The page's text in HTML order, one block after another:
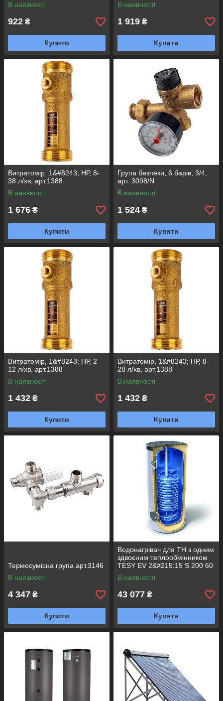
В наявності
922 ₴
Купити
В наявності
1 919 ₴
Купити
Витратомір, 1&#8243; НР, 8-
38 л/хв, арт.1388
В наявності
1 676 ₴
Купити
Група безпеки, 6 барів, 3/4,
арт. 3098/N
В наявності
1 524 ₴
Купити
Витратомір, 1&#8243; НР, 2-
12 л/хв, арт.1388
В наявності
1 432 ₴
Купити
Витратомір, 1&#8243; НР, 8-
28 л/хв, арт.1388
В наявності
1 432 ₴
Купити
Термосумісна група арт.3146
В наявності
4 347 ₴
Купити
Водонагрівач для ТН з одним
здвоєним теплообмінником
TESY EV 2&#215;15 S 200 60
HP
В наявності
43 077 ₴
Купити